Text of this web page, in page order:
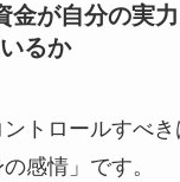
金が自分の実
るか
トロールすべ
感情」です。